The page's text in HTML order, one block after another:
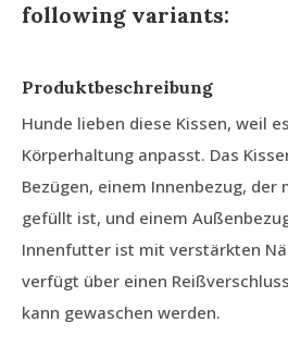
following variants:
Produktbeschreibung
Hunde lieben diese Kissen, weil
Körperhaltung anpasst. Das
Bezügen, einem Innenbezug, der
gefüllt ist, und einem
Innenfutter ist mit verstärkten
verfügt über einen
kann gewaschen werden.